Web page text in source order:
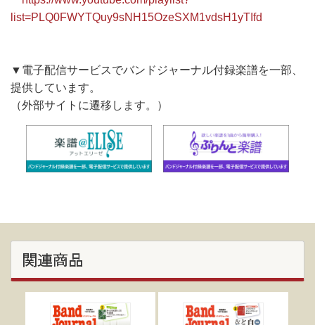
list=PLQ0FWYTQuy9sNH15OzeSXM1vdsH1yTIfd
▼電子配信サービスでバンドジャーナル付録楽譜を一部、
提供しています。
（外部サイトに遷移します。）
関連商品